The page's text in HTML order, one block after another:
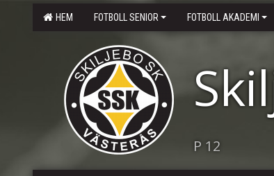
HEM FOTBOLL SENIOR FOTBOLL AKADEMI
P 12